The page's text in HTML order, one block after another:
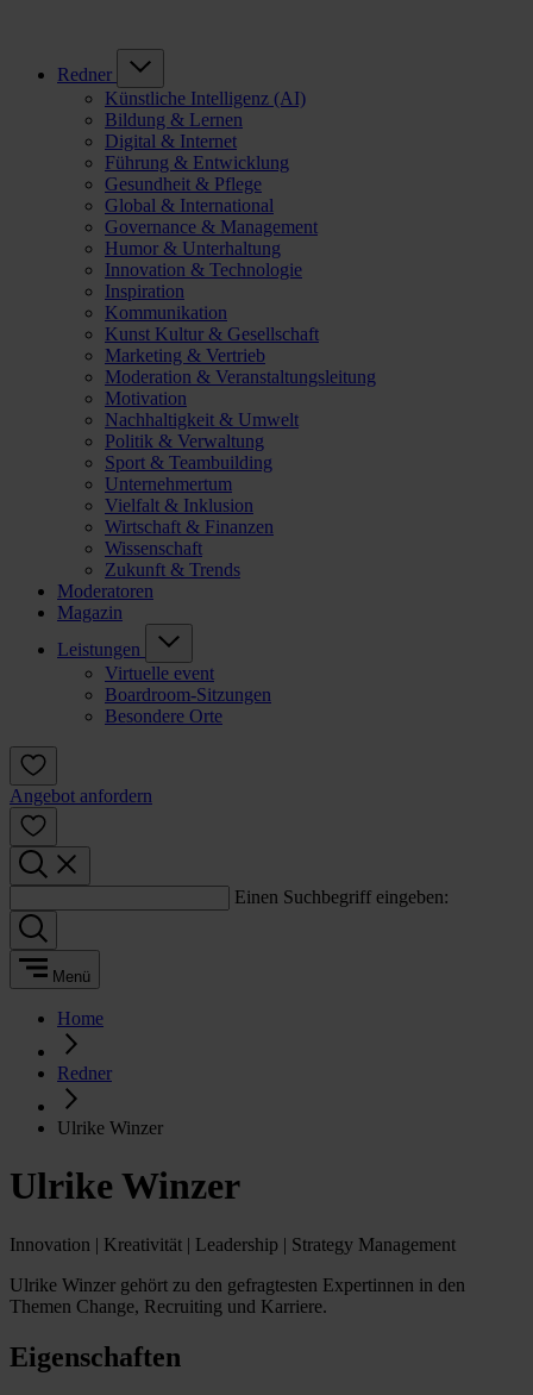
Redner
Künstliche Intelligenz (AI)
Bildung & Lernen
Digital & Internet
Führung & Entwicklung
Gesundheit & Pflege
Global & International
Governance & Management
Humor & Unterhaltung
Innovation & Technologie
Inspiration
Kommunikation
Kunst Kultur & Gesellschaft
Marketing & Vertrieb
Moderation & Veranstaltungsleitung
Motivation
Nachhaltigkeit & Umwelt
Politik & Verwaltung
Sport & Teambuilding
Unternehmertum
Vielfalt & Inklusion
Wirtschaft & Finanzen
Wissenschaft
Zukunft & Trends
Moderatoren
Magazin
Leistungen
Virtuelle event
Boardroom-Sitzungen
Besondere Orte
Angebot anfordern
Einen Suchbegriff eingeben:
Menü
Home
Redner
Ulrike Winzer
Ulrike Winzer
Innovation | Kreativität | Leadership | Strategy Management
Ulrike Winzer gehört zu den gefragtesten Expertinnen in den
Themen Change, Recruiting und Karriere.
Eigenschaften